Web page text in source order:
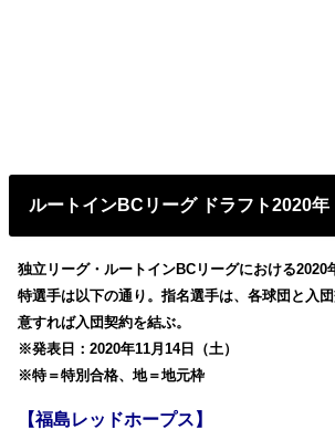
ルートインBCリーグ ドラフト2020年
独立リーグ・ルートインBCリーグにおける2020
特選手は以下の通り。指名選手は、各球団と入
意すれば入団契約を結ぶ。
※発表日：2020年11月14日（土）
※特＝特別合格、地＝地元枠
【福島レッドホープス】